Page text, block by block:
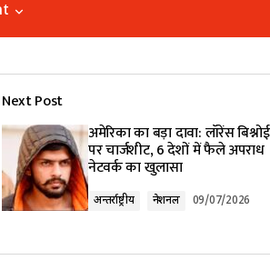
are marked*
Next Post
अमेरिका का बड़ा दावा: लॉरेंस
पर चार्जशीट, 6 देशों में फैले अपराध
नेटवर्क का खुलासा
अन्तर्राष्ट्रीय नेशनल 09/07/2026